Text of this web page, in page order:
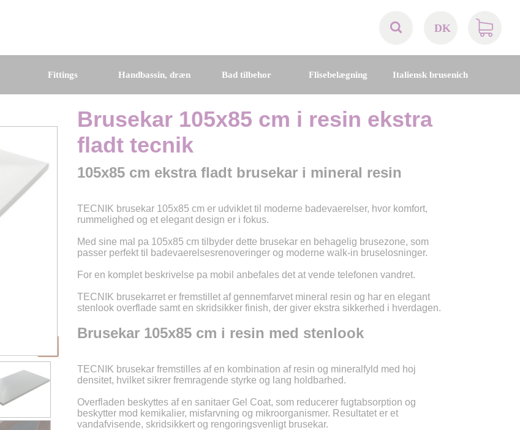
DK
BE
Fittings Handbassin, dræn Bad tilbehor Flisebelægning Italiensk brusenich
Brusekar 105x85 cm i resin ekstra
fladt tecnik
105x85 cm ekstra fladt brusekar i mineral resin
TECNIK brusekar 105x85 cm er udviklet til moderne badevaerelser, hvor komfort,
rummelighed og et elegant design er i fokus.
Med sine mal pa 105x85 cm tilbyder dette brusekar en behagelig brusezone, som
passer perfekt til badevaerelsesrenoveringer og moderne walk-in bruselosninger.
For en komplet beskrivelse pa mobil anbefales det at vende telefonen vandret.
TECNIK brusekarret er fremstillet af gennemfarvet mineral resin og har en elegant
stenlook overflade samt en skridsikker finish, der giver ekstra sikkerhed i hverdagen.
Brusekar 105x85 cm i resin med stenlook
TECNIK brusekar fremstilles af en kombination af resin og mineralfyld med hoj
densitet, hvilket sikrer fremragende styrke og lang holdbarhed.
Overfladen beskyttes af en sanitaer Gel Coat, som reducerer fugtabsorption og
beskytter mod kemikalier, misfarvning og mikroorganismer. Resultatet er et
vandafvisende, skridsikkert og rengoringsvenligt brusekar.